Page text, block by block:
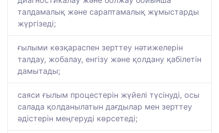
талдамалық және сараптамалық жұмыстарды
жүргізеді;
ғылыми көзқараспен зерттеу нәтижелерін
талдау, жобалау, енгізу және қолдану қабілетін
дамытады;
саяси ғылым процестерін жүйелі түсінуді, осы
салада қолданылатын дағдылар мен зерттеу
әдістерін меңгеруді көрсетеді;